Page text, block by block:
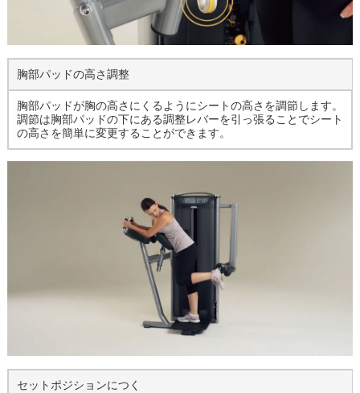
胸部パッドの高さ調整
胸部パッドが胸の高さにくるようにシートの高さを調節します。
調節は胸部パッドの下にある調整レバーを引っ張ることでシート
の高さを簡単に変更することができます。
セットポジションにつく